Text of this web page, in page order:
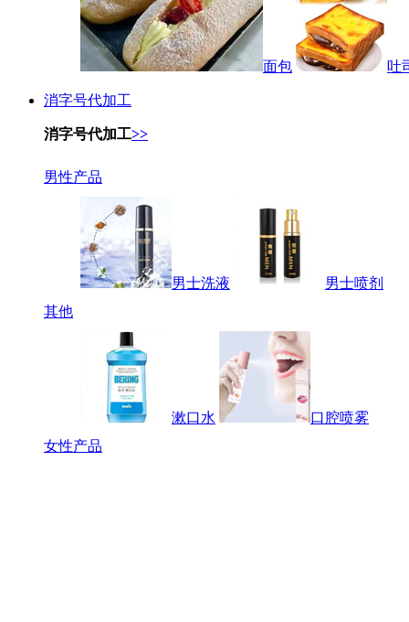
面包 吐
消字号代加工
消字号代加工>>
男性产品
男士洗液
男士喷剂
其他
漱口水
口腔喷雾
女性产品